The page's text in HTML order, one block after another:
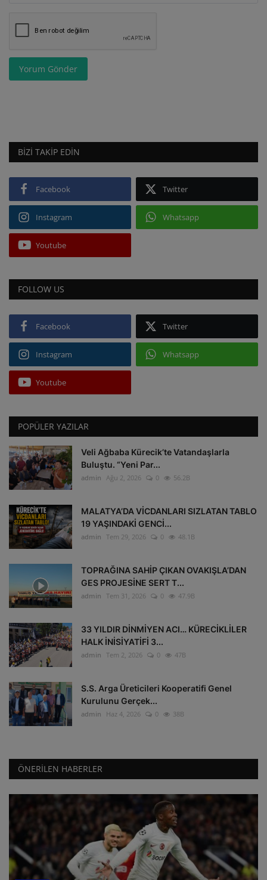
Yorum Gönder
BIZI TAKIP EDIN
Facebook Twitter
Instagram Whatsapp
Youtube
FOLLOW US
Facebook Twitter
Instagram Whatsapp
Youtube
POPÜLER YAZILAR
Veli Ağbaba Kürecik’te Vatandaşlarla
Buluştu. “Yeni Par...
admin Ağu 2, 2026 0 56.2B
MALATYA’DA VİCDANLARI SIZLATAN TABLO
19 YAŞINDAKİ GENCİ...
admin Tem 29, 2026 0 48.1B
TOPRAĞINA SAHİP ÇIKAN OVAKIŞLA’DAN
GES PROJESİNE SERT T...
admin Tem 31, 2026 0 47.9B
33 YILDIR DİNMİYEN ACI… KÜRECİKLİLER
HALK İNİSİYATİFİ 3...
admin Tem 2, 2026 0 47B
S.S. Arga Üreticileri Kooperatifi Genel
Kurulunu Gerçek...
admin Haz 4, 2026 0 38B
ÖNERILEN HABERLER